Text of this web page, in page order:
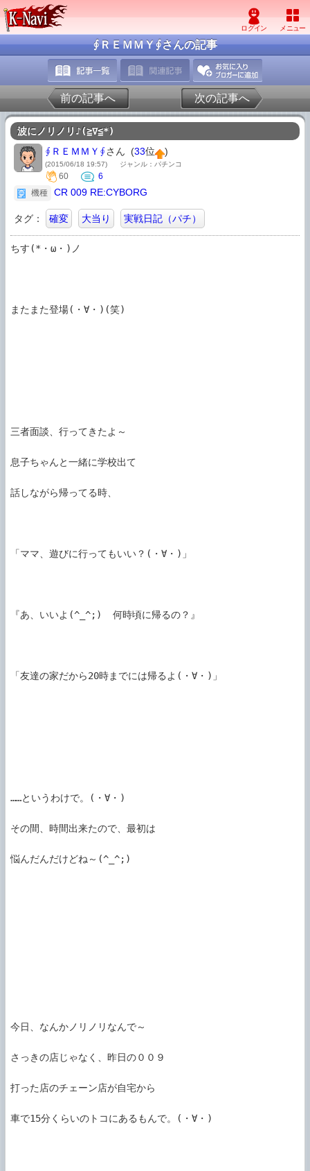
∮ＲＥＭＭＹ∮さんの記事
前の記事へ 次の記事へ
波にノリノリ♪(≧∇≦*)
∮ＲＥＭＭＹ∮さん (33位 )
(2015/06/18 19:57) ジャンル：パチンコ
60
6
機種
CR 009 RE:CYBORG
タグ： 確変 大当り 実戦日記（パチ）
ちす(*・ω・)ノ
またまた登場(・∀・)(笑)
三者面談、行ってきたよ～
息子ちゃんと一緒に学校出て
話しながら帰ってる時、
「ママ、遊びに行ってもいい？(・∀・)」
『あ、いいよ(^_^;)  何時頃に帰るの？』
「友達の家だから20時までには帰るよ(・∀・)」
……というわけで。(・∀・)
その間、時間出来たので、最初は
悩んだんだけどね～(^_^;)
今日、なんかノリノリなんで～
さっきの店じゃなく、昨日の００９
打った店のチェーン店が自宅から
車で15分くらいのトコにあるもんで。(・∀・)